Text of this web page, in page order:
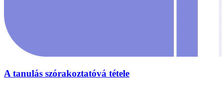
A tanulás szórakoztatóvá tétele